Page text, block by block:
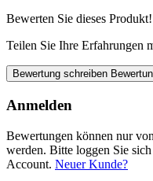
Bewerten Sie dieses Produkt!
Teilen Sie Ihre Erfahrungen
Bewertung schreiben
Anmelden
Bewertungen können nur
werden. Bitte loggen Sie
Account. Neuer Kunde?